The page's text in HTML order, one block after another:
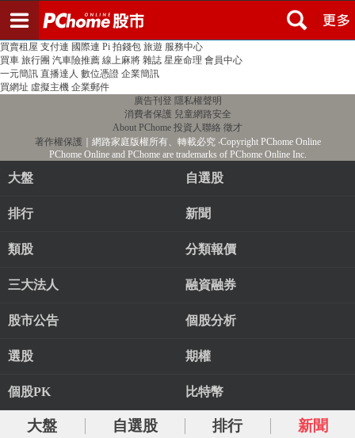
PChome首頁 線上購物 24h購物 書店
買賣租屋 支付連 國際連 Pi 拍錢包 旅遊 服務中心
買車 旅行團 汽車險推薦 線上麻將 雜誌 星座命理 會員中心
一元簡訊 直播達人 數位憑證 企業簡訊
買網址 虛擬主機 企業郵件
廣告刊登 隱私權聲明
消費者保護 兒童網路安全
About PChome 投資人聯絡 徵才
著作權保護 ｜網路家庭版權所有、轉載必究‧Copyright PChome Online
PChome Online and PChome are trademarks of PChome Online Inc.
大盤 自選股
排行 新聞
類股 分類報價
三大法人 融資融券
股市公告 個股分析
選股 期權
個股PK 比特幣
大盤 自選股 排行 新聞